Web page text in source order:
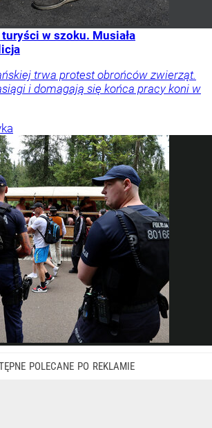
w szoku. Musiała
trwa protest obrońców zwierząt.
i domagają się końca pracy koni w